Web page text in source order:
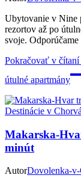
Ubytovanie v Nine
rezortov až po
svoje.
Pokračovať v čítaní
útulné apartmány
Destinácie v
Makarska-
minút
AutorDovolenka-